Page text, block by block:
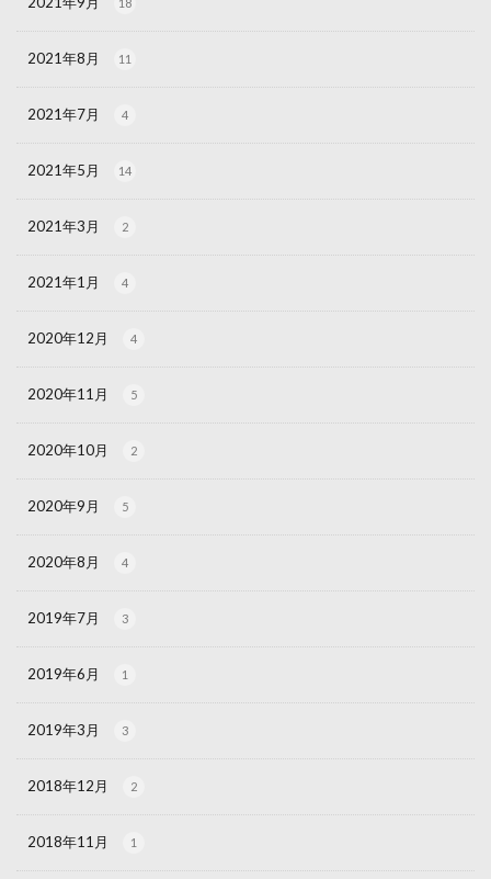
2021年8月 11
2021年7月 4
2021年5月 14
2021年3月 2
2021年1月 4
2020年12月 4
2020年11月 5
2020年10月 2
2020年9月 5
2020年8月 4
2019年7月 3
2019年6月 1
2019年3月 3
2018年12月 2
2018年11月 1